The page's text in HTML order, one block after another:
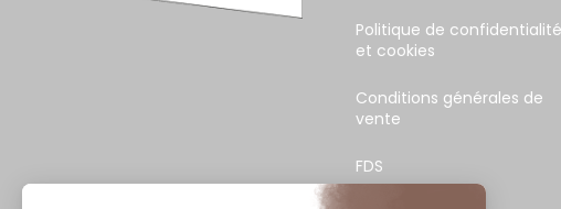
Politique de confidentialité
et cookies
Conditions générales de
vente
FDS